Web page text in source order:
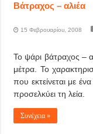
Βάτραχος – αλιέα
15 Φεβρουαρίου, 2008
Το ψάρι βάτραχος –
μέτρα. Το
που εκτείνεται με
προσελκύει τη λεία.
Συνέχεια »